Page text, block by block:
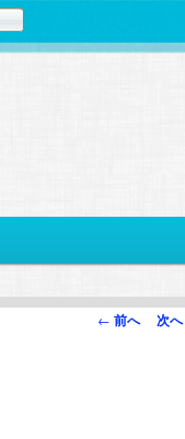
投
← 前へ 次へ